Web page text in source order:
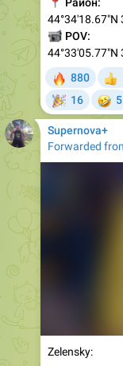
Район:
44°34'18.67"N
POV:
44°33'05.77"N
880
16 5
Supernova+
Forwarded
Zelensky: